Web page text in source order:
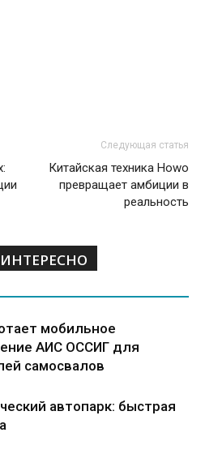
Следующая статья
Китайская техника Howo
превращает амбиции в
реальность
мобильное
АИС ОССИГ для
самосвалов
автопарк: быстрая